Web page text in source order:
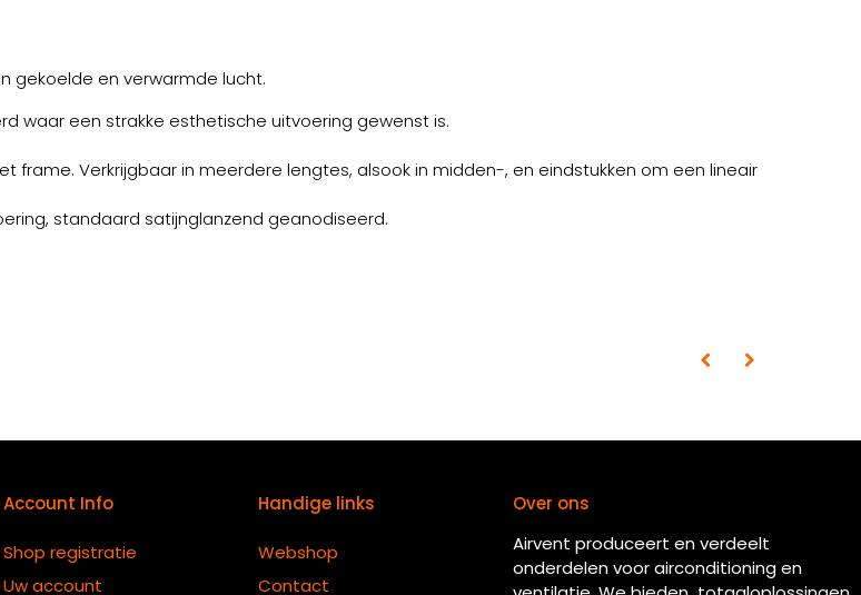
gekoelde en verwarmde lucht.
waar een strakke esthetische uitvoering gewenst is.
Verkrijgbaar in meerdere lengtes, alsook in midden-, en eindstukken om een lineair
standaard satijnglanzend geanodiseerd.
Account Info
Shop registratie
Uw account
Handige links
Webshop
Contact
Over ons
Airvent produceert en verdeelt
onderdelen voor airconditioning en